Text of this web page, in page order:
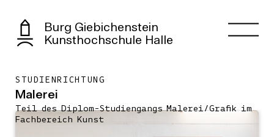
Burg Giebichenstein
Kunsthochschule Halle
STUDIENRICHTUNG
Malerei
Teil des Diplom-Studiengangs Malerei/Graﬁk im
Fachbereich Kunst